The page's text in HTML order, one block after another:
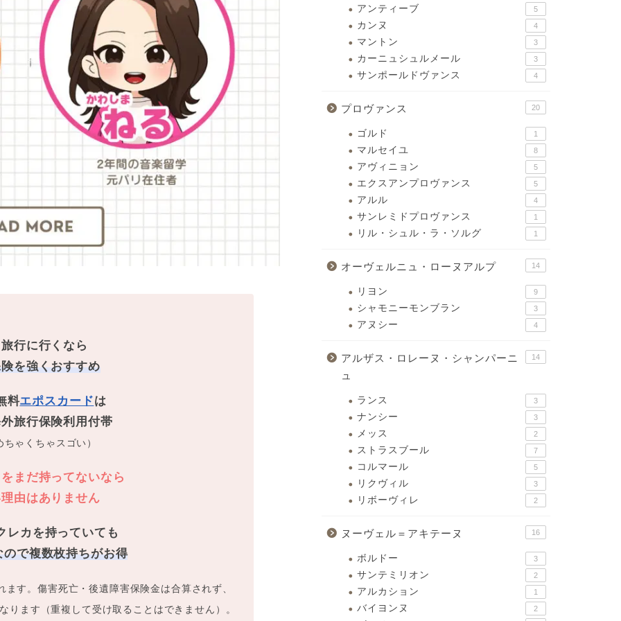
行に行くなら
を強くおすすめ
料エポスカードは
旅行保険利用付帯
ゃくちゃスゴい）
まだ持ってないなら
由はありません
レカを持っていても
で複数枚持ちがお得
す。傷害死亡・後遺障害保険金は合算されず、
ります（重複して受け取ることはできません）。
アンティーブ 5
カンヌ 4
マントン 3
カーニュシュルメール 3
サンポールドヴァンス 4
プロヴァンス 20
ゴルド 1
マルセイユ 8
アヴィニョン 5
エクスアンプロヴァンス 5
アルル 4
サンレミドプロヴァンス 1
リル・シュル・ラ・ソルグ 1
オーヴェルニュ・ローヌアルプ 14
リヨン 9
シャモニーモンブラン 3
アヌシー 4
アルザス・ロレーヌ・シャンパーニ
ュ
14
ランス 3
ナンシー 3
メッス 2
ストラスブール 7
コルマール 5
リクヴィル 3
リボーヴィレ 2
ヌーヴェル＝アキテーヌ 16
ボルドー 3
サンテミリオン 2
アルカション 1
バイヨンヌ 2